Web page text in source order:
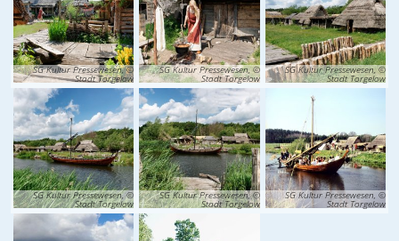
SG Kultur Pressewesen, ©
Stadt Torgelow
SG Kultur Pressewesen, ©
Stadt Torgelow
SG Kultur Pressewesen, ©
Stadt Torgelow
SG Kultur Pressewesen, ©
Stadt Torgelow
SG Kultur Pressewesen, ©
Stadt Torgelow
SG Kultur Pressewesen, ©
Stadt Torgelow